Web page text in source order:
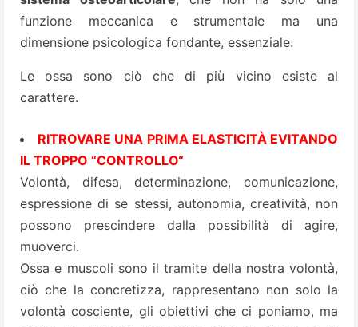
funzione meccanica e strumentale ma una
dimensione psicologica fondante, essenziale.
Le ossa sono ciò che di più vicino esiste al
carattere.
RITROVARE UNA PRIMA ELASTICITÀ EVITANDO
IL TROPPO “CONTROLLO“
Volontà, difesa, determinazione, comunicazione,
espressione di se stessi, autonomia, creatività, non
possono prescindere dalla possibilità di agire,
muoverci.
Ossa e muscoli sono il tramite della nostra volontà,
ciò che la concretizza, rappresentano non solo la
volontà cosciente, gli obiettivi che ci poniamo, ma